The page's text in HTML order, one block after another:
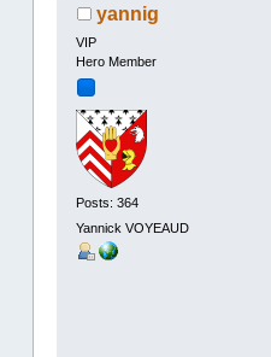
yannig
VIP
Hero Member
Posts: 364
Yannick VOYEAUD